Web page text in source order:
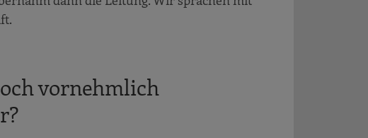
vornehmlich